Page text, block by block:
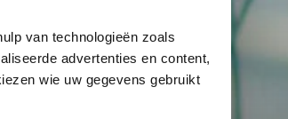
van technologieën zoals
advertenties en content,
wie uw gegevens gebruikt